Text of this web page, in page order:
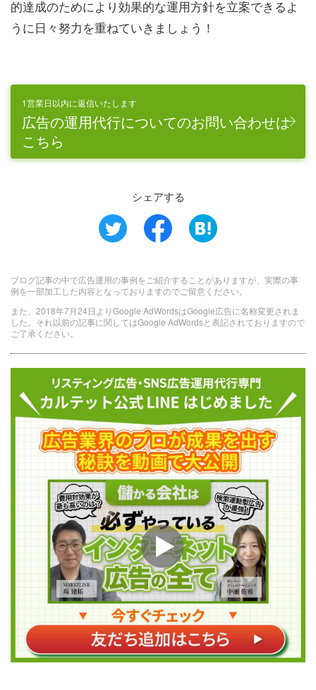
的達成のためにより効果的な運用方針を立案できるよ
うに日々努力を重ねていきましょう！
1営業日以内に返信いたします
広告の運用代行についてのお問い合わせは
こちら
シェアする
ブログ記事の中で広告運用の事例をご紹介することがありますが、実際の事
例を一部加工した内容となっておりますのでご留意ください。
また、2018年7月24日よりGoogle AdWordsはGoogle広告に名称変更されま
した。それ以前の記事に関してはGoogle AdWordsと表記されておりますので
ご了承ください。